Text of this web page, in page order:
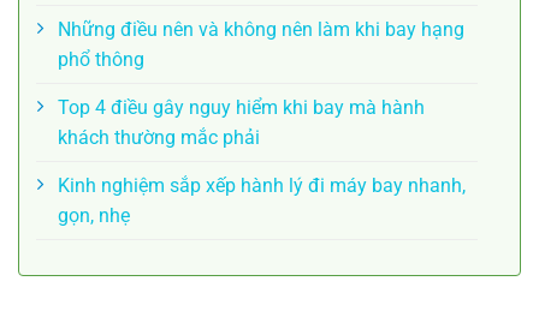
Những điều nên và không nên làm khi bay hạng
phổ thông
Top 4 điều gây nguy hiểm khi bay mà hành
khách thường mắc phải
Kinh nghiệm sắp xếp hành lý đi máy bay nhanh,
gọn, nhẹ